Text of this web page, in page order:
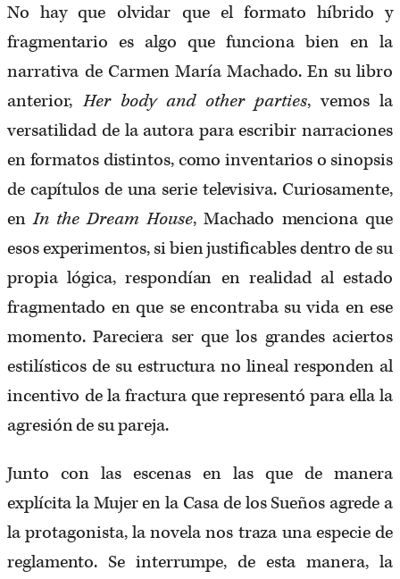
No hay que olvidar que el formato híbrido y
fragmentario es algo que funciona bien en la
narrativa de Carmen María Machado. En su libro
anterior,Her body and other parties, vemos la
versatilidad de la autora para escribir narraciones
en formatos distintos, como inventarios o sinopsis
de capítulos de una serie televisiva. Curiosamente,
enIn the Dream House, Machado menciona que
esos experimentos, si bien justificables dentro de su
propia lógica, respondían en realidad al estado
fragmentado en que se encontraba su vida en ese
momento. Pareciera ser que los grandes aciertos
estilísticos de su estructura no lineal responden al
incentivo de la fractura que representó para ella la
agresión de su pareja.
Junto con las escenas en las que de manera
explícita la Mujer en la Casa de los Sueños agrede a
la protagonista, la novela nos traza una especie de
reglamento. Se interrumpe, de esta manera, la